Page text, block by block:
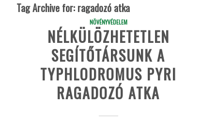
Tag Archive for: ragadozó atka
NÖVÉNYVÉDELEM
NÉLKÜLÖZHETETLEN
SEGÍTŐTÁRSUNK A
TYPHLODROMUS PYRI
RAGADOZÓ ATKA